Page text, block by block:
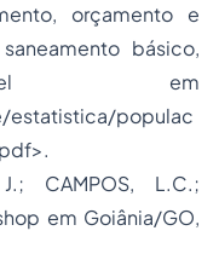
orçamento e
básico,
em
estatistica/populac
J.; CAMPOS, L.C.;
em Goiânia/GO,